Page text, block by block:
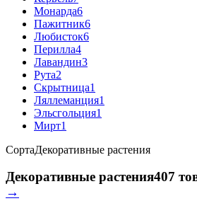
Монарда6
Пажитник6
Любисток6
Перилла4
Лавандин3
Рута2
Скрытница1
Ляллеманция1
Эльсгольция1
Мирт1
СортаДекоративные растения
Декоративные растения407
→